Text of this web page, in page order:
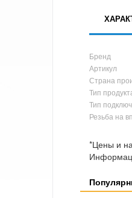
Бренд
Артикул
Страна
Тип
Тип
Резьба на
*Цены и